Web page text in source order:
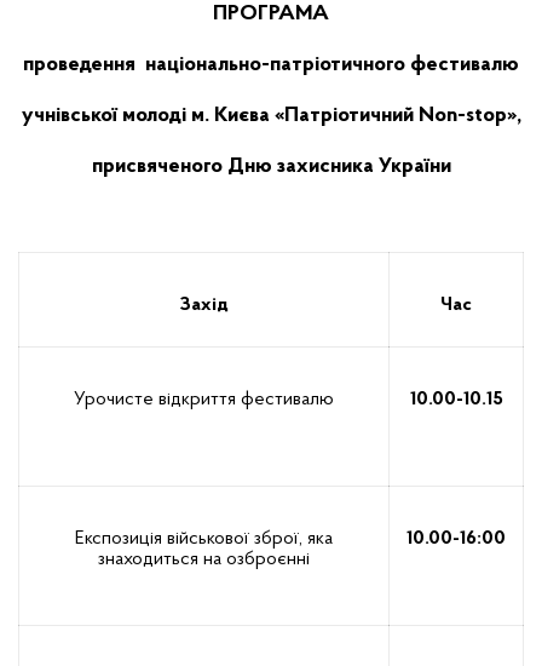
ПРОГРАМА
проведення національно-патріотичного фестивалю
учнівської молоді м. Києва «Патріотичний Non-stop»,
присвяченого Дню захисника України
Захід Час
Урочисте відкриття фестивалю 10.00-10.15
Експозиція військової зброї, яка
знаходиться на озброєнні
10.00-16:00